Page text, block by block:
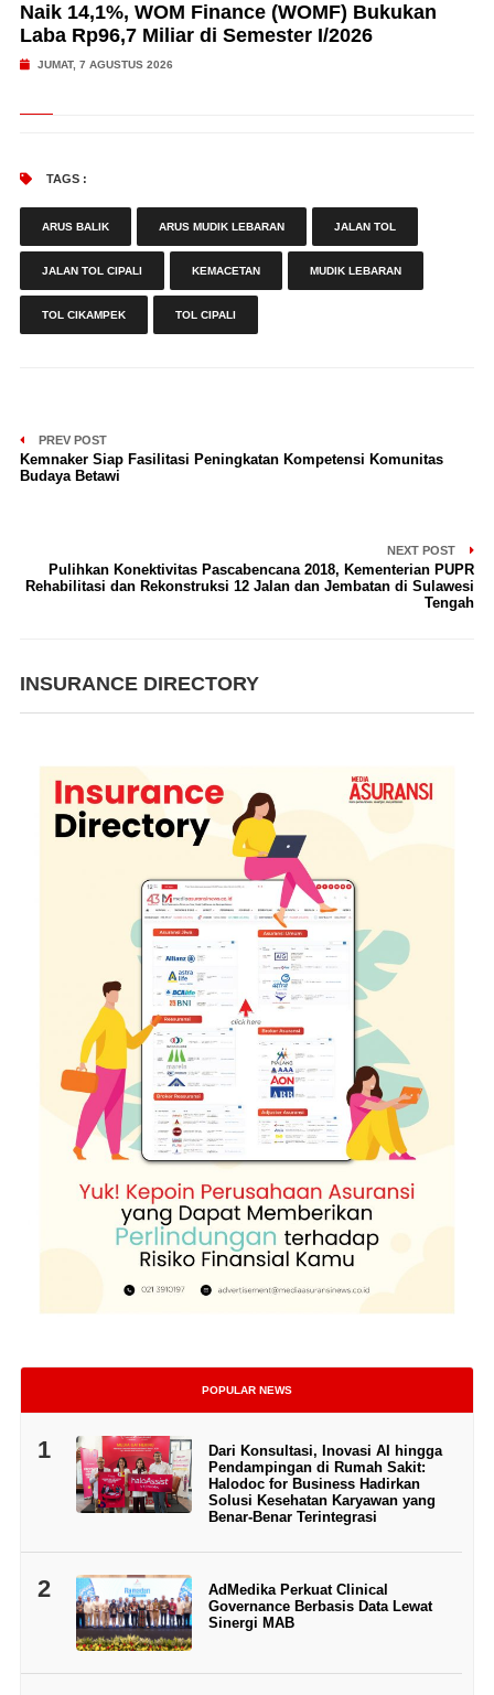
Naik 14,1%, WOM Finance (WOMF) Bukukan
Laba Rp96,7 Miliar di Semester I/2026
JUMAT, 7 AGUSTUS 2026
TAGS :
ARUS BALIK ARUS MUDIK LEBARAN JALAN TOL
JALAN TOL CIPALI KEMACETAN MUDIK LEBARAN
TOL CIKAMPEK TOL CIPALI
PREV POST
Kemnaker Siap Fasilitasi Peningkatan Kompetensi Komunitas
Budaya Betawi
NEXT POST
Pulihkan Konektivitas Pascabencana 2018, Kementerian PUPR
Rehabilitasi dan Rekonstruksi 12 Jalan dan Jembatan di Sulawesi
Tengah
INSURANCE DIRECTORY
POPULAR NEWS
1
Dari Konsultasi, Inovasi AI hingga
Pendampingan di Rumah Sakit:
Halodoc for Business Hadirkan
Solusi Kesehatan Karyawan yang
Benar-Benar Terintegrasi
2
AdMedika Perkuat Clinical
Governance Berbasis Data Lewat
Sinergi MAB